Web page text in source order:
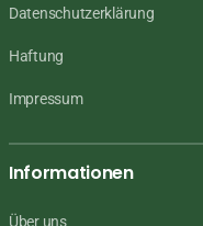
Datenschutzerklärung
Haftung
Impressum
Informationen
Über uns